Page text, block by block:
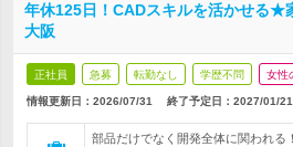
年休125日！CADスキルを活かせる★
大阪
正社員 急募 転勤なし 学歴不問 女性
情報更新日：2026/07/31 終了予定日： 2027/01/21
部品だけでなく開発全体に関われる